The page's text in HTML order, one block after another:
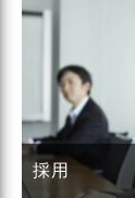
採用